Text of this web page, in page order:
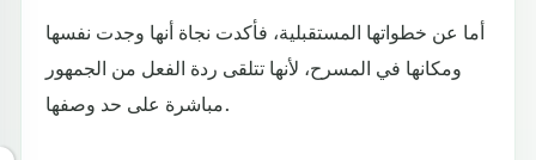
أما عن خطواتها المستقبلية، فأكدت نجاة أنها وجدت نفسها
ومكانها في المسرح، لأنها تتلقى ردة الفعل من الجمهور
مباشرة على حد وصفها.